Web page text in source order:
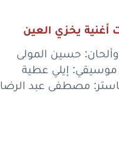
والعيب
باكلك كلك
بتشبهالغزلان
أغنية يخزي العين
حسين المولى
موسيقي: إيلي عطية
مصطفى عبد الرضا